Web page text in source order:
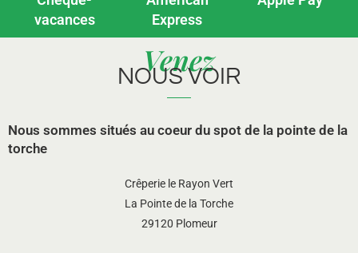
vacances
Express
Venez
NOUS VOIR
Nous sommes situés au coeur du spot de la pointe de la
torche
Crêperie le Rayon Vert
La Pointe de la Torche
29120 Plomeur